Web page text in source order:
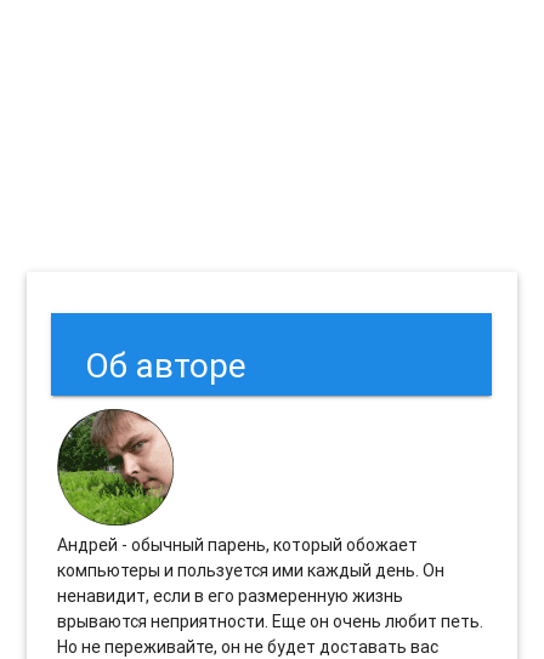
Об авторе
Андрей - обычный парень, который обожает
компьютеры и пользуется ими каждый день. Он
ненавидит, если в его размеренную жизнь
врываются неприятности. Еще он очень любит петь.
Но не переживайте, он не будет доставать вас